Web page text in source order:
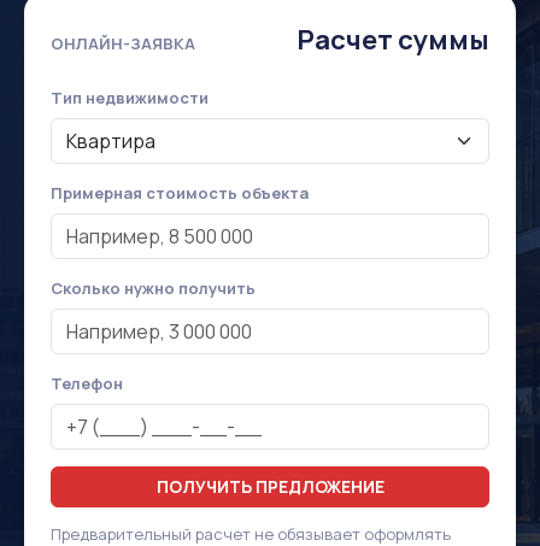
ОНЛАЙН-ЗАЯВКА Расчет суммы
Тип недвижимости
Примерная стоимость объекта
Сколько нужно получить
Телефон
ПОЛУЧИТЬ ПРЕДЛОЖЕНИЕ
Предварительный расчет не обязывает оформлять